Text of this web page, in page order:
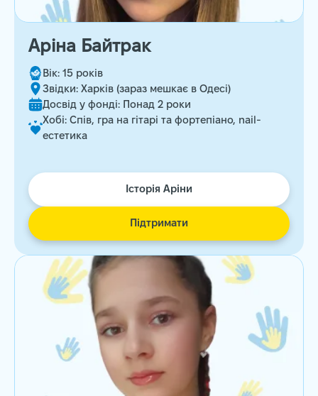
Аріна Байтрак
Вік: 15 років
Звідки: Харків (зараз мешкає в Одесі)
Досвід у фонді: Понад 2 роки
Хобі: Спів, гра на гітарі та фортепіано, nail-
естетика
Історія Аріни
Підтримати